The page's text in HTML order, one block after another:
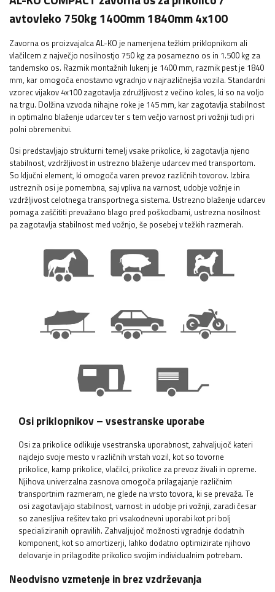
avtovleko 750kg 1400mm 1840mm 4x100
Zavorna os proizvajalca AL-KO je namenjena težkim priklopnikom ali
vlačilcem z največjo nosilnostjo 750 kg za posamezno os in 1.500 kg za
tandemsko os. Razmik montažnih lukenj je 1400 mm, razmik pest je 1840
mm, kar omogoča enostavno vgradnjo v najrazličnejša vozila. Standardni
vzorec vijakov 4x100 zagotavlja združljivost z večino koles, ki so na voljo
na trgu. Dolžina vzvoda nihajne roke je 145 mm, kar zagotavlja stabilnost
in optimalno blaženje udarcev ter s tem večjo varnost pri vožnji tudi pri
polni obremenitvi.
Osi predstavljajo strukturni temelj vsake prikolice, ki zagotavlja njeno
stabilnost, vzdržljivost in ustrezno blaženje udarcev med transportom.
So ključni element, ki omogoča varen prevoz različnih tovorov. Izbira
ustreznih osi je pomembna, saj vpliva na varnost, udobje vožnje in
vzdržljivost celotnega transportnega sistema. Ustrezno blaženje udarcev
pomaga zaščititi prevažano blago pred poškodbami, ustrezna nosilnost
pa zagotavlja stabilnost med vožnjo, še posebej v težkih razmerah.
Osi priklopnikov – vsestranske uporabe
Osi za prikolice odlikuje vsestranska uporabnost, zahvaljujoč kateri
najdejo svoje mesto v različnih vrstah vozil, kot so tovorne
prikolice, kamp prikolice, vlačilci, prikolice za prevoz živali in opreme.
Njihova univerzalna zasnova omogoča prilagajanje različnim
transportnim razmeram, ne glede na vrsto tovora, ki se prevaža. Te
osi zagotavljajo stabilnost, varnost in udobje pri vožnji, zaradi česar
so zanesljiva rešitev tako pri vsakodnevni uporabi kot pri bolj
specializiranih opravilih. Zahvaljujoč možnosti vgradnje dodatnih
komponent, kot so amortizerji, lahko dodatno optimizirate njihovo
delovanje in prilagodite prikolico svojim individualnim potrebam.
Neodvisno vzmetenje in brez vzdrževanja